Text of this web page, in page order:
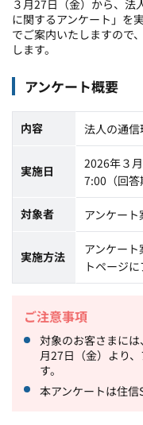
３月27日（金）から、法
に関するアンケート」を
でご案内いたしますので
します。
アンケート概要
内容 法人の通信
実施日 2026年３月
7:00 （回答
対象者 アンケー
実施方法 アンケー
トページ
ご注意事項
対象のお客さまに
月27日（金）より
す。
本アンケートは住信